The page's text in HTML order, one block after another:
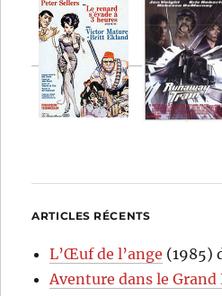
ARTICLES RÉCENTS
L’Œuf de l’ange (1985)
Aventure dans le Grand